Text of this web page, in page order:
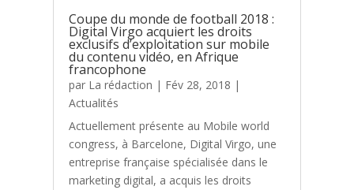
Coupe du monde de football 2018 :
Digital Virgo acquiert les droits
exclusifs d’exploitation sur mobile
du contenu vidéo, en Afrique
francophone
par La rédaction | Fév 28, 2018 |
Actualités
Actuellement présente au Mobile world
congress, à Barcelone, Digital Virgo, une
entreprise française spécialisée dans le
marketing digital, a acquis les droits